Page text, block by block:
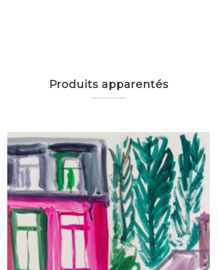
Produits apparentés